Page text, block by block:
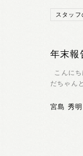
スタッフ
年末報
こんに
だちゃん
宮島 秀明